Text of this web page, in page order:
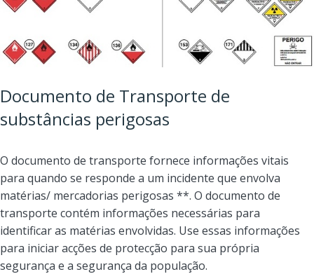
Documento de Transporte de
substâncias perigosas
O documento de transporte fornece informações vitais
para quando se responde a um incidente que envolva
matérias/ mercadorias perigosas **. O documento de
transporte contém informações necessárias para
identificar as matérias envolvidas. Use essas informações
para iniciar acções de protecção para sua própria
segurança e a segurança da população.